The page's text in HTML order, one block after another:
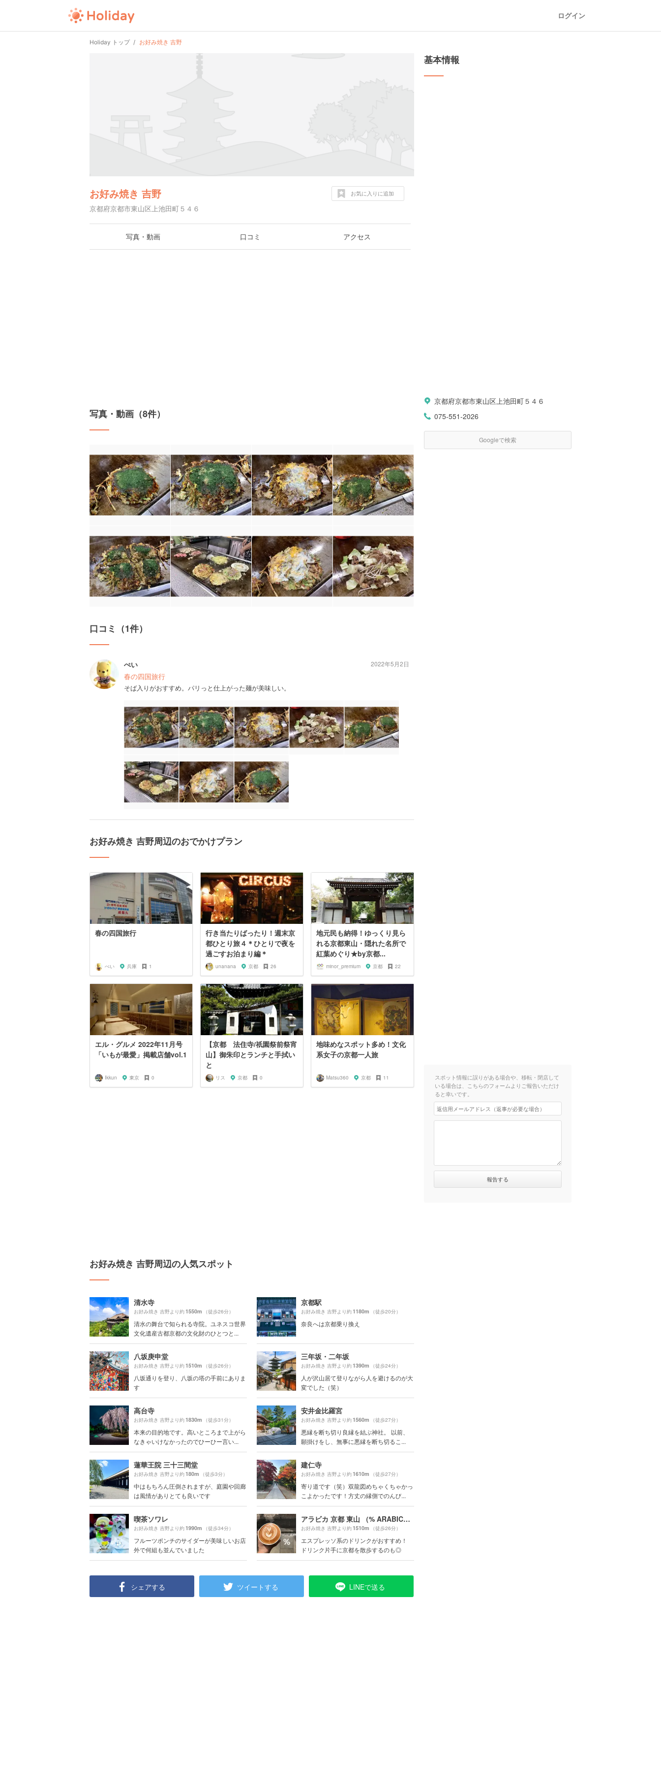
ログイン
Holiday トップ お好み焼き 吉野
お好み焼き 吉野
京都府京都市東山区上池田町５４６
お気に入りに追加
写真・動画 口コミ アクセス
写真・動画（8件）
口コミ（1件）
ぺい
春の四国旅行
そば入りがおすすめ。パリっと仕上がった麺が美味しい。
2022年5月2日
お好み焼き 吉野周辺のおでかけプラン
春の四国旅行
ぺい 兵庫 1
行き当たりばったり！週末京
都ひとり旅４＊ひとりで夜を
過ごすお泊まり編＊
unanana 京都 26
地元民も納得！ゆっくり見ら
れる京都東山・隠れた名所で
紅葉めぐり★by京都...
minor_premium 京都 22
エル・グルメ 2022年11月号
「いもが最愛」掲載店舗vol.1
Ikkun 東京 0
【京都 法住寺/祇園祭前祭宵
山】御朱印とランチと手拭い
と
リス 京都 0
地味めなスポット多め！文化
系女子の京都一人旅
Matsu360 京都 11
お好み焼き 吉野周辺の人気スポット
清水寺
お好み焼き 吉野より約1550m （徒歩26分）
清水の舞台で知られる寺院。ユネスコ世界
文化遺産古都京都の文化財のひとつと...
京都駅
お好み焼き 吉野より約1180m （徒歩20分）
奈良へは京都乗り換え
八坂庚申堂
お好み焼き 吉野より約1510m （徒歩26分）
八坂通りを登り、八坂の塔の手前にありま
す
三年坂・二年坂
お好み焼き 吉野より約1390m （徒歩24分）
人が沢山居て登りながら人を避けるのが大
変でした（笑）
高台寺
お好み焼き 吉野より約1830m （徒歩31分）
本来の目的地です。高いところまで上がら
なきゃいけなかったのでひーひー言い...
安井金比羅宮
お好み焼き 吉野より約1560m （徒歩27分）
悪縁を断ち切り良縁を結ぶ神社。 以前、
願掛けをし、無事に悪縁を断ち切るこ...
蓮華王院 三十三間堂
お好み焼き 吉野より約180m （徒歩3分）
中はもちろん圧倒されますが、庭園や回廊
は風情がありとても良いです
建仁寺
お好み焼き 吉野より約1610m （徒歩27分）
寄り道です（笑）双龍図めちゃくちゃかっ
こよかったです！方丈の縁側でのんび...
喫茶ソワレ
お好み焼き 吉野より約1990m （徒歩34分）
フルーツポンチのサイダーが美味しいお店
外で何組も並んでいました
アラビカ 京都 東山 （% ARABICA Kyoto Higashiyama）
お好み焼き 吉野より約1510m （徒歩26分）
エスプレッソ系のドリンクがおすすめ！
ドリンク片手に京都を散歩するのも◎
シェアする ツイートする LINEで送る
基本情報
京都府京都市東山区上池田町５４６
075-551-2026
Googleで検索
スポット情報に誤りがある場合や、移転・閉店して
いる場合は、こちらのフォームよりご報告いただけ
ると幸いです。